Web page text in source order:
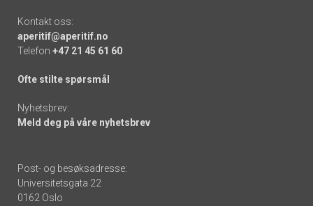
Kontakt oss:
aperitif@aperitif.no
Telefon +47 21 45 61 60
Ofte stilte spørsmål
Nyhetsbrev:
Meld deg på våre nyhetsbrev
Post- og besøksadresse:
Universitetsgata 22
0162 Oslo